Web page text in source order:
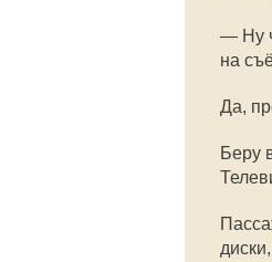
— Ну
на
Да,
Беру